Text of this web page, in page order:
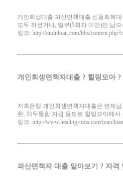
개인회생대출 파산면책대출 신용회복
모두 하셨거나, 일부(5회차 미만)만 남
링크: http://dndnloan.com/bbs/
개인회생면책자대출 ? 힐링모아
저축은행 개인회생면책자대출은 변제
환, 채무통합 자금 용도로 힐링모아에서
링크: http://www.healing-moa.com/loan/
파산면책자 대출 알아보기 ? 자격